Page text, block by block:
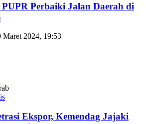
Perbaiki Jalan Daerah di
Maret 2024, 19:53
Ekspor, Kemendag Jajaki